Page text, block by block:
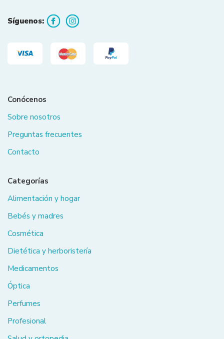
Síguenos:
Conócenos
Sobre nosotros
Preguntas frecuentes
Contacto
Categorías
Alimentación y hogar
Bebés y madres
Cosmética
Dietética y herboristería
Medicamentos
Óptica
Perfumes
Profesional